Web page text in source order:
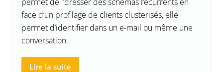
face d’un profilage de clients clusterisés, elle
permet d’identifier dans un e-mail ou même une
conversation…
Lire la suite